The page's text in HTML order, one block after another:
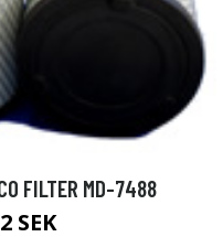
FILTER MD-7488
SEK